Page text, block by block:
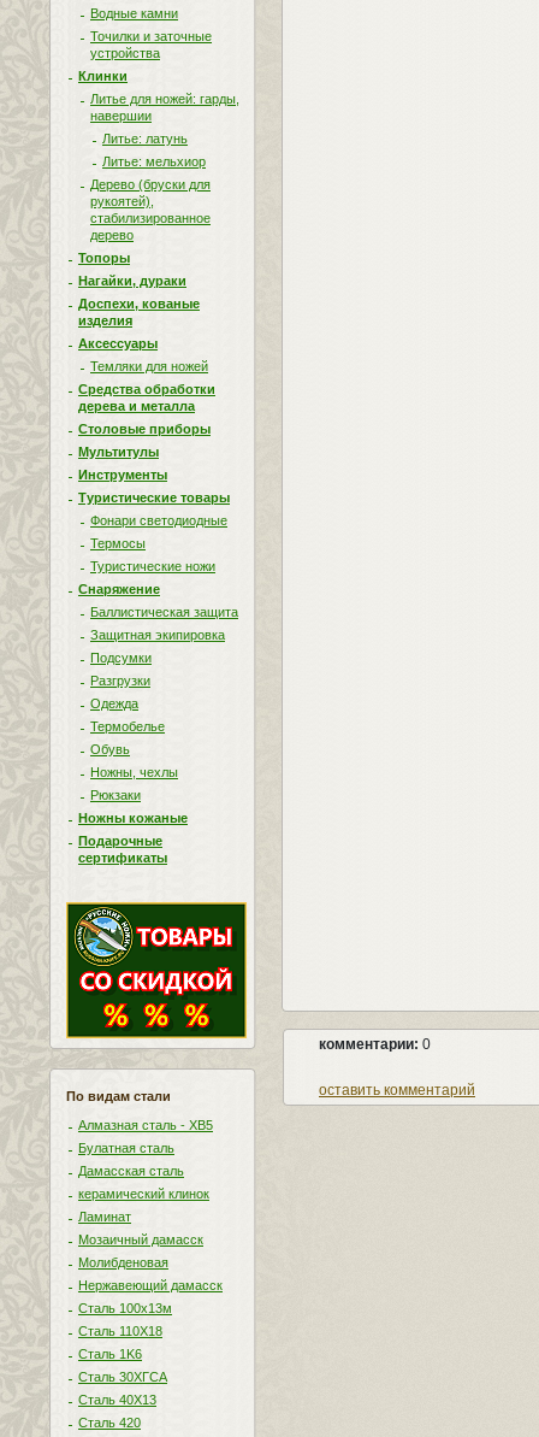
Водные камни
Точилки и заточные
устройства
Клинки
Литье для ножей: гарды,
навершии
Литье: латунь
Литье: мельхиор
Дерево (бруски для
рукоятей),
стабилизированное
дерево
Топоры
Нагайки, дураки
Доспехи, кованые
изделия
Аксессуары
Темляки для ножей
Средства обработки
дерева и металла
Столовые приборы
Мультитулы
Инструменты
Туристические товары
Фонари светодиодные
Термосы
Туристические ножи
Снаряжение
Баллистическая защита
Защитная экипировка
Подсумки
Разгрузки
Одежда
Термобелье
Обувь
Ножны, чехлы
Рюкзаки
Ножны кожаные
Подарочные
сертификаты
По видам стали
Алмазная сталь - ХВ5
Булатная сталь
Дамасская сталь
керамический клинок
Ламинат
Мозаичный дамасск
Молибденовая
Нержавеющий дамасск
Сталь 100х13м
Сталь 110Х18
Сталь 1K6
Сталь 30ХГСА
Сталь 40Х13
Сталь 420
комментарии: 0
оставить комментарий